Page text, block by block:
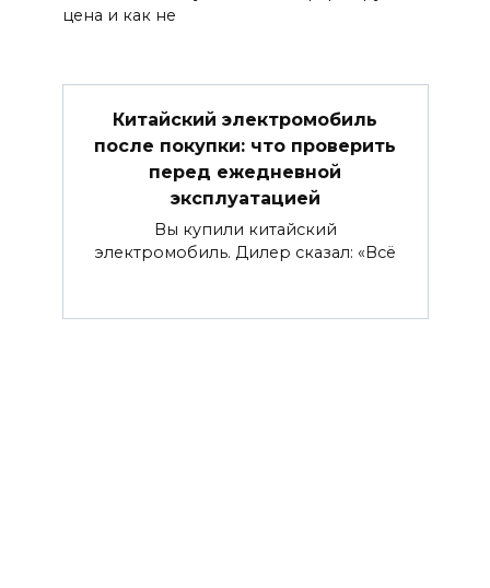
цена и как не
Китайский электромобиль
после покупки: что проверить
перед ежедневной
эксплуатацией
Вы купили китайский
электромобиль. Дилер сказал: «Всё